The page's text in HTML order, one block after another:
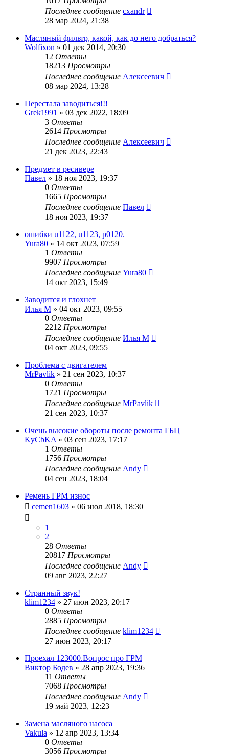
Последнее сообщение cxandr
28 мар 2024, 21:38
Масляный фильтр, какой, как до него добраться?
Wolfixon » 01 дек 2014, 20:30
12 Ответы
18213 Просмотры
Последнее сообщение Алексеевич
08 мар 2024, 13:28
Перестала заводиться!!!
Grek1991 » 03 дек 2022, 18:09
3 Ответы
2614 Просмотры
Последнее сообщение Алексеевич
21 дек 2023, 22:43
Предмет в ресивере
Павел » 18 ноя 2023, 19:37
0 Ответы
1665 Просмотры
Последнее сообщение Павел
18 ноя 2023, 19:37
ошибки u1122, u1123, p0120.
Yura80 » 14 окт 2023, 07:59
1 Ответы
9907 Просмотры
Последнее сообщение Yura80
14 окт 2023, 15:49
Заводится и глохнет
Илья М » 04 окт 2023, 09:55
0 Ответы
2212 Просмотры
Последнее сообщение Илья М
04 окт 2023, 09:55
Проблема с двигателем
MrPavlik » 21 сен 2023, 10:37
0 Ответы
1721 Просмотры
Последнее сообщение MrPavlik
21 сен 2023, 10:37
Очень высокие обороты после ремонта ГБЦ
KyCbKA » 03 сен 2023, 17:17
1 Ответы
1756 Просмотры
Последнее сообщение Andy
04 сен 2023, 18:04
Ремень ГРМ износ
cemen1603 » 06 июл 2018, 18:30
1
2
28 Ответы
20817 Просмотры
Последнее сообщение Andy
09 авг 2023, 22:27
Странный звук!
klim1234 » 27 июн 2023, 20:17
0 Ответы
2885 Просмотры
Последнее сообщение klim1234
27 июн 2023, 20:17
Проехал 123000.Вопрос про ГРМ
Виктор Бодев » 28 апр 2023, 19:36
11 Ответы
7068 Просмотры
Последнее сообщение Andy
19 май 2023, 12:23
Замена масляного насоса
Vakula » 12 апр 2023, 13:34
0 Ответы
3056 Просмотры